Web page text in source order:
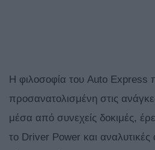
Η φιλοσοφία του Auto Express
προσανατολισμένη στις
μέσα από συνεχείς δοκιμές,
το Driver Power και